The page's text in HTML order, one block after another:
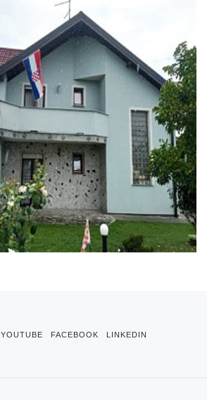
YOUTUBE FACEBOOK LINKEDIN